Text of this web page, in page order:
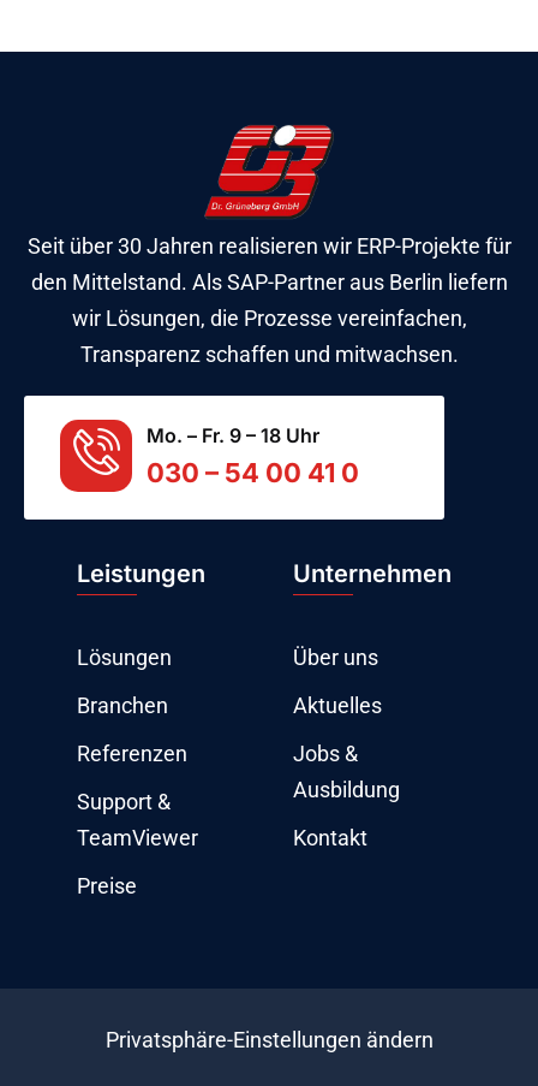
Seit über 30 Jahren realisieren wir ERP-Projekte für
den Mittelstand. Als SAP-Partner aus Berlin liefern
wir Lösungen, die Prozesse vereinfachen,
Transparenz schaffen und mitwachsen.
Mo. – Fr. 9 – 18 Uhr
030 – 54 00 41 0
Leistungen
Lösungen
Branchen
Referenzen
Support &
TeamViewer
Preise
Unternehmen
Über uns
Aktuelles
Jobs &
Ausbildung
Kontakt
Privatsphäre-Einstellungen ändern